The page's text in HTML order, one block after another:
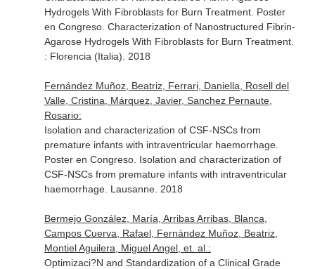
Hydrogels With Fibroblasts for Burn Treatment. Poster
en Congreso. Characterization of Nanostructured Fibrin-
Agarose Hydrogels With Fibroblasts for Burn Treatment.
: Florencia (Italia). 2018
Fernández Muñoz, Beatriz, Ferrari, Daniella, Rosell del
Valle, Cristina, Márquez, Javier, Sanchez Pernaute,
Rosario:
Isolation and characterization of CSF-NSCs from
premature infants with intraventricular haemorrhage.
Poster en Congreso. Isolation and characterization of
CSF-NSCs from premature infants with intraventricular
haemorrhage. Lausanne. 2018
Bermejo González, María, Arribas Arribas, Blanca,
Campos Cuerva, Rafael, Fernández Muñoz, Beatriz,
Montiel Aguilera, Miguel Angel, et. al.:
Optimizaci?N and Standardization of a Clinical Grade